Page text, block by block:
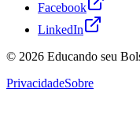
Facebook
LinkedIn
© 2026 Educando seu
PrivacidadeSobre